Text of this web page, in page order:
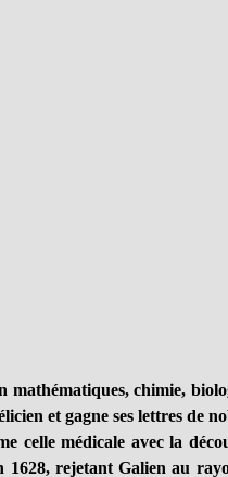
mathématiques, chimie,
et gagne ses lettres de
celle médicale avec la
rejetant Galien au